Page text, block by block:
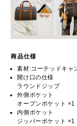
商品仕様
素材:コーテッドキャ
開け口の仕様
ラウンドジップ
外側ポケット
オープンポケット ×1
内側ポケット
ジッパーポケット ×1